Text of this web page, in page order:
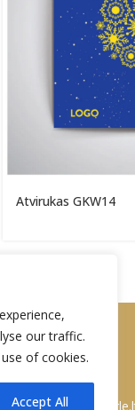
our traffic.
of cookies.
Accept All
Atvirukas GKW14
SUSISIEKITE
Tel:
+370 672 70769
El. paštas: